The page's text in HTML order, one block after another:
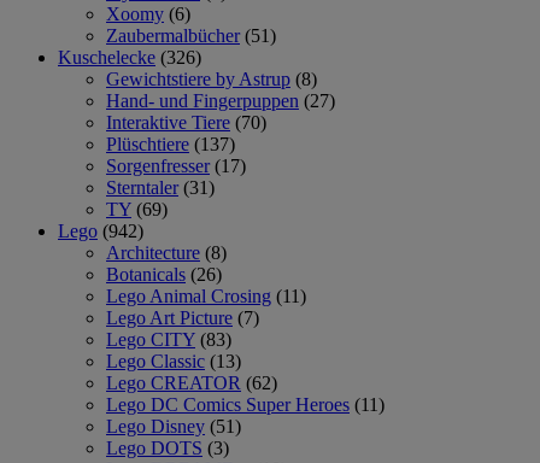
Xoomy (6)
Zaubermalbücher (51)
Kuschelecke (326)
Gewichtstiere by Astrup (8)
Hand- und Fingerpuppen (27)
Interaktive Tiere (70)
Plüschtiere (137)
Sorgenfresser (17)
Sterntaler (31)
TY (69)
Lego (942)
Architecture (8)
Botanicals (26)
Lego Animal Crosing (11)
Lego Art Picture (7)
Lego CITY (83)
Lego Classic (13)
Lego CREATOR (62)
Lego DC Comics Super Heroes (11)
Lego Disney (51)
Lego DOTS (3)